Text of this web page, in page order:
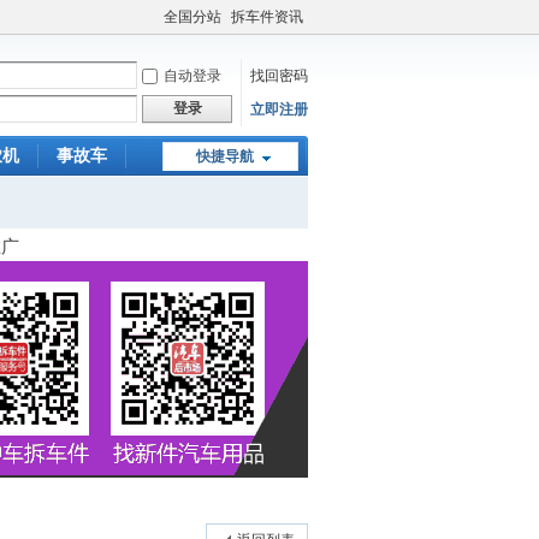
全国分站 拆车件资讯
自动登录
找回密码
登录
立即注册
快捷导航
事故车